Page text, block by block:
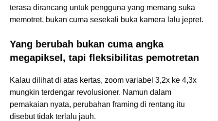
terasa dirancang untuk pengguna yang memang suka
memotret, bukan cuma sesekali buka kamera lalu jepret.
Yang berubah bukan cuma angka
megapiksel, tapi fleksibilitas pemotretan
Kalau dilihat di atas kertas, zoom variabel 3,2x ke 4,3x
mungkin terdengar revolusioner. Namun dalam
pemakaian nyata, perubahan framing di rentang itu
disebut tidak terlalu jauh.